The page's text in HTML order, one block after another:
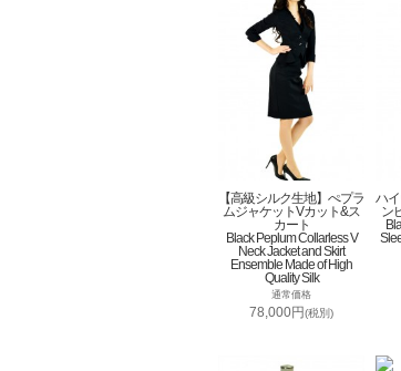
【高級シルク生地】ぺプラ
ムジャケットVカット&ス
カート
Black Peplum Collarless V
Neck Jacket and Skirt
Ensemble Made of High
Quality Silk
通常価格
78,000円(税別)
ハ
ン